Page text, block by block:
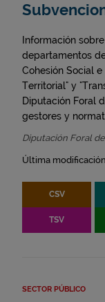
Información
departamentos
Cohesión Social
Territorial" y
Diputación Foral
gestores y
Diputación Foral
Última
CSV
TSV
SECTOR PÚBLICO